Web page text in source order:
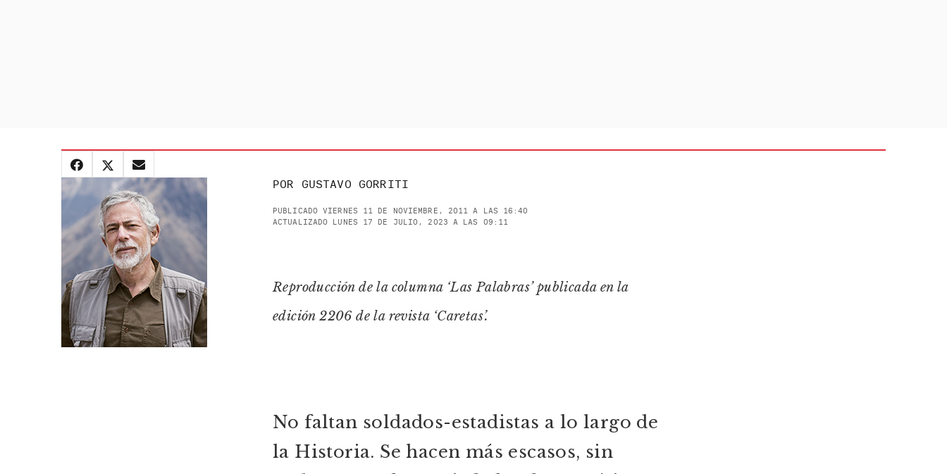
POR GUSTAVO GORRITI
PUBLICADO VIERNES 11 DE NOVIEMBRE, 2011 A LAS 16:40
ACTUALIZADO LUNES 17 DE JULIO, 2023 A LAS 09:11
Reproducción de la columna ‘Las Palabras’ publicada en la
edición 2206 de la revista ‘Caretas’.
No faltan soldados-estadistas a lo largo de
la Historia. Se hacen más escasos, sin